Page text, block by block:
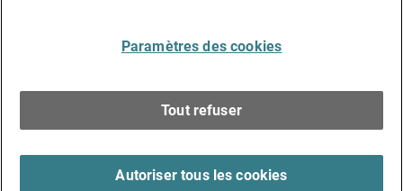
Paramètres des cookies
Tout refuser
Autoriser tous les cookies